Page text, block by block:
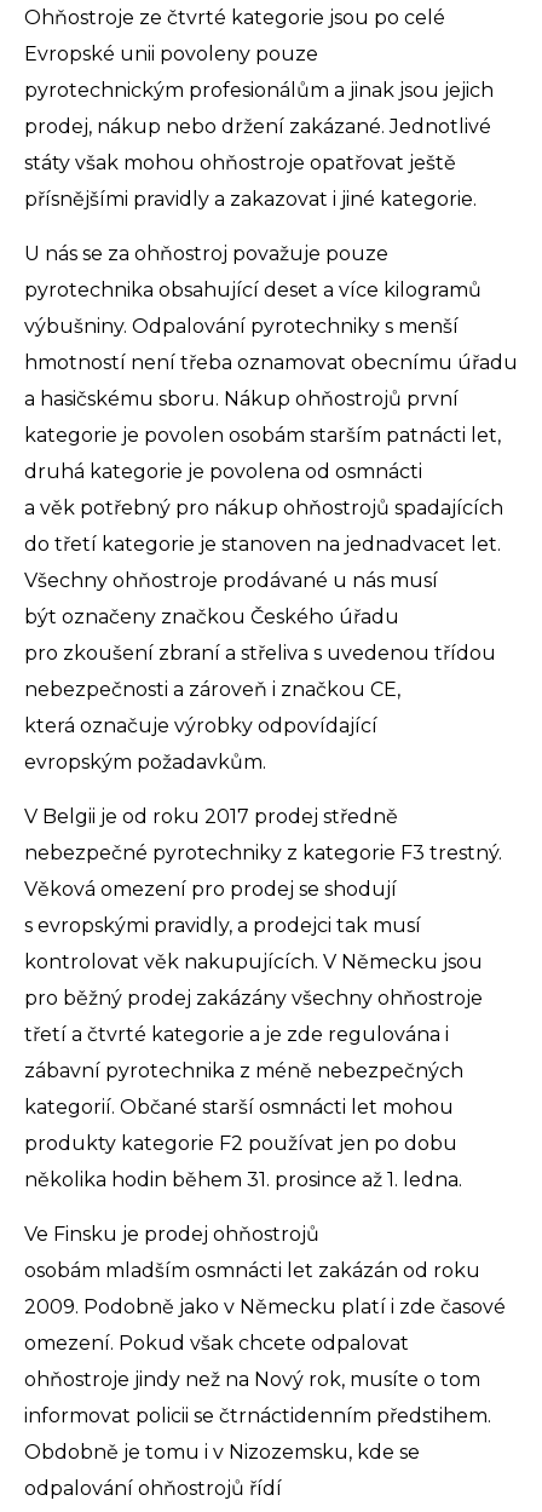
Ohňostroje ze čtvrté kategorie jsou po celé
Evropské unii povoleny pouze
pyrotechnickým profesionálům a jinak jsou jejich
prodej, nákup nebo držení zakázané. Jednotlivé
státy však mohou ohňostroje opatřovat ještě
přísnějšími pravidly a zakazovat i jiné kategorie.
U nás se za ohňostroj považuje pouze
pyrotechnika obsahující deset a více kilogramů
výbušniny. Odpalování pyrotechniky s menší
hmotností není třeba oznamovat obecnímu úřadu
a hasičskému sboru. Nákup ohňostrojů první
kategorie je povolen osobám starším patnácti let,
druhá kategorie je povolena od osmnácti
a věk potřebný pro nákup ohňostrojů spadajících
do třetí kategorie je stanoven na jednadvacet let.
Všechny ohňostroje prodávané u nás musí
být označeny značkou Českého úřadu
pro zkoušení zbraní a střeliva s uvedenou třídou
nebezpečnosti a zároveň i značkou CE,
která označuje výrobky odpovídající
evropským požadavkům.
V Belgii je od roku 2017 prodej středně
nebezpečné pyrotechniky z kategorie F3 trestný.
Věková omezení pro prodej se shodují
s evropskými pravidly, a prodejci tak musí
kontrolovat věk nakupujících. V Německu jsou
pro běžný prodej zakázány všechny ohňostroje
třetí a čtvrté kategorie a je zde regulována i
zábavní pyrotechnika z méně nebezpečných
kategorií. Občané starší osmnácti let mohou
produkty kategorie F2 používat jen po dobu
několika hodin během 31. prosince až 1. ledna.
Ve Finsku je prodej ohňostrojů
osobám mladším osmnácti let zakázán od roku
2009. Podobně jako v Německu platí i zde časové
omezení. Pokud však chcete odpalovat
ohňostroje jindy než na Nový rok, musíte o tom
informovat policii se čtrnáctidenním předstihem.
Obdobně je tomu i v Nizozemsku, kde se
odpalování ohňostrojů řídí